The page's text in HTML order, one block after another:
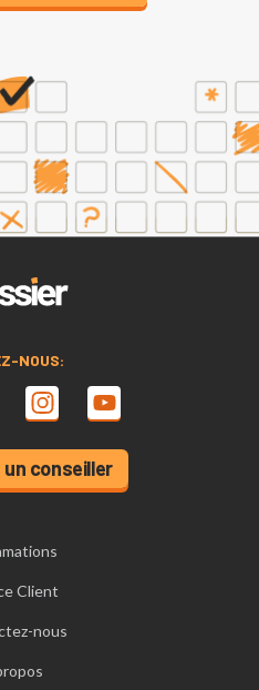
NOUS:
conseiller
Client
nous